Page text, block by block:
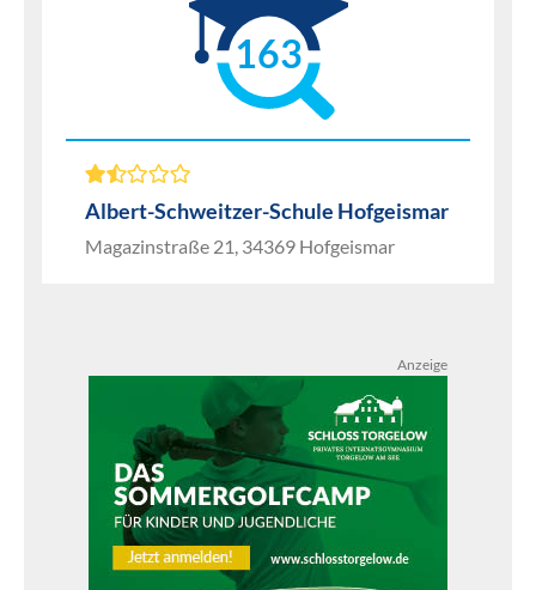
163
Albert-Schweitzer-Schule Hofgeismar
Magazinstraße 21, 34369 Hofgeismar
Anzeige